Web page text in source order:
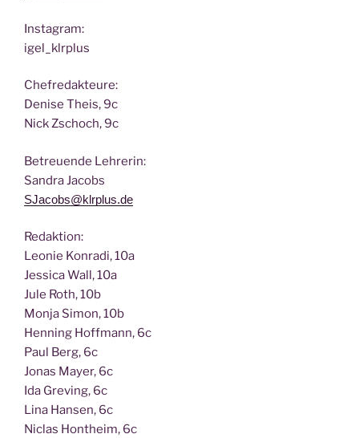
Insta­gram:
igel_klrplus
Chef­re­dak­teu­re:
Deni­se Theis, 9c
Nick Zscho­ch, 9c
Betreu­en­de Lehrerin:
San­dra Jacobs
SJacobs@klrplus.de
Redak­ti­on:
Leo­nie Kon­ra­di, 10a
Jes­si­ca Wall, 10a
Jule Roth, 10b
Mon­ja Simon, 10b
Hen­ning Hoff­mann, 6c
Paul Berg, 6c
Jonas May­er, 6c
Ida Gre­ving, 6c
Lina Han­sen, 6c
Nic­las Hont­heim, 6c